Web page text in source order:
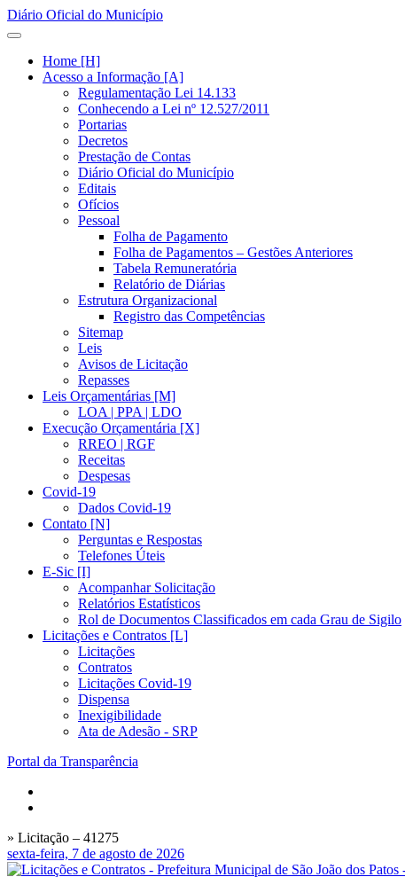
Diário Oficial do Município
Home [H]
Acesso a Informação [A]
Regulamentação Lei 14.133
Conhecendo a Lei nº 12.527/2011
Portarias
Decretos
Prestação de Contas
Diário Oficial do Município
Editais
Ofícios
Pessoal
Folha de Pagamento
Folha de Pagamentos – Gestões Anteriores
Tabela Remuneratória
Relatório de Diárias
Estrutura Organizacional
Registro das Competências
Sitemap
Leis
Avisos de Licitação
Repasses
Leis Orçamentárias [M]
LOA | PPA | LDO
Execução Orçamentária [X]
RREO | RGF
Receitas
Despesas
Covid-19
Dados Covid-19
Contato [N]
Perguntas e Respostas
Telefones Úteis
E-Sic [I]
Acompanhar Solicitação
Relatórios Estatísticos
Rol de Documentos Classificados em cada Grau de Sigilo
Licitações e Contratos [L]
Licitações
Contratos
Licitações Covid-19
Dispensa
Inexigibilidade
Ata de Adesão - SRP
Portal da Transparência
» Licitação – 41275
sexta-feira, 7 de agosto de 2026